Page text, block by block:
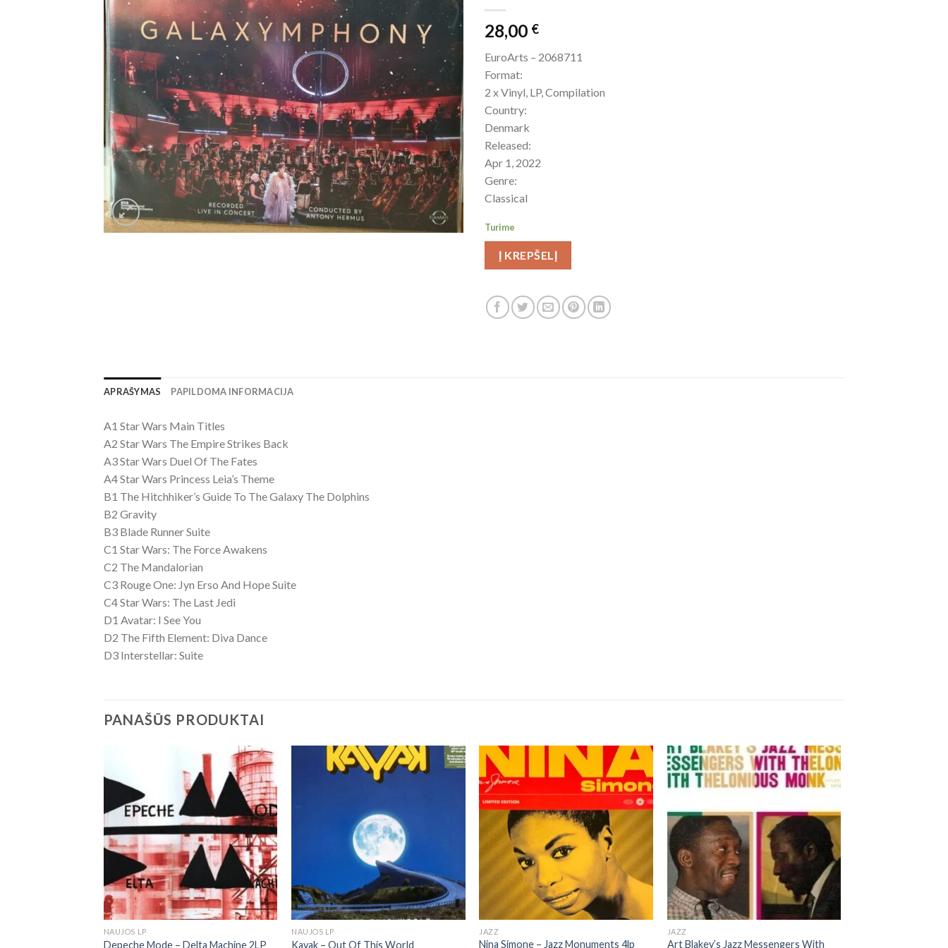
28,00 €
EuroArts – 2068711
Format:
2 x Vinyl, LP, Compilation
Country:
Denmark
Released:
Apr 1, 2022
Genre:
Classical
Turime
Į KREPŠELĮ
APRAŠYMAS PAPILDOMA INFORMACIJA
A1 Star Wars Main Titles
A2 Star Wars The Empire Strikes Back
A3 Star Wars Duel Of The Fates
A4 Star Wars Princess Leia’s Theme
B1 The Hitchhiker’s Guide To The Galaxy The Dolphins
B2 Gravity
B3 Blade Runner Suite
C1 Star Wars: The Force Awakens
C2 The Mandalorian
C3 Rouge One: Jyn Erso And Hope Suite
C4 Star Wars: The Last Jedi
D1 Avatar: I See You
D2 The Fifth Element: Diva Dance
D3 Interstellar: Suite
PANAŠŪS PRODUKTAI
NAUJOS LP
Depeche Mode ‎– Delta Machine 2LP
NAUJOS LP
Kayak – Out Of This World
JAZZ
Nina Simone – Jazz Monuments 4lp
JAZZ
Art Blakey’s Jazz Messengers With